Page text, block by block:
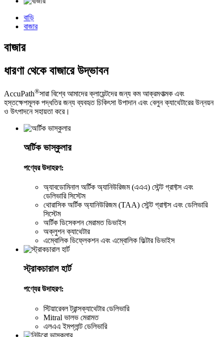
বাড়ি
বাজার
বাজার
ধারণা থেকে বাজারে উদ্ভাবন
AccuPath®সারা বিশ্বে আমাদের ক্লায়েন্টদের জন্য কম আক্রমণাত্মক এবং
হস্তক্ষেপমূলক পদ্ধতির জন্য ব্যবহৃত চিকিৎসা উপাদান এবং বেলুন ক্যাথেটারের উন্নয়ন
ও উৎপাদনে সহায়তা করে।
অর্টিক ভাস্কুলার
পণ্যের উদাহরণ:
অ্যাবডোমিনাল অর্টিক অ্যানিউরিজম (এএএ) স্টেন্ট গ্রাফ্টস এবং
ডেলিভারি সিস্টেম
থোরাসিক অর্টিক অ্যানিউরিজম (TAA) স্টেন্ট গ্রাফ্টস এবং ডেলিভারি
সিস্টেম
অর্টিক ডিসেকশন মেরামত ডিভাইস
অক্লুশন ক্যাথেটার
এম্বোলিক ডিফ্লেকশন এবং এম্বোলিক ফিল্টার ডিভাইস
স্ট্রাকচারাল হার্ট
পণ্যের উদাহরণ:
স্টিয়ারেবল ট্রান্সক্যাথেটার ডেলিভারি
Mitral ভালভ মেরামত
এলএএ ইমপ্লান্ট ডেলিভারি